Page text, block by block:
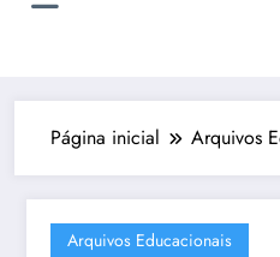
Página inicial Arquivos
Arquivos Educacionais